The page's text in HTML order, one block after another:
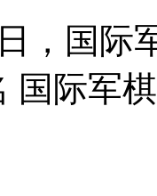
，国际
国际军